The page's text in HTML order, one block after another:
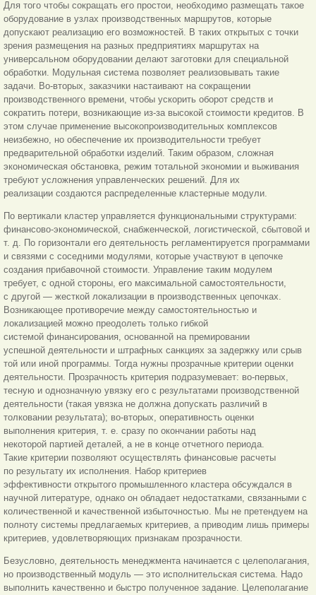
Для того чтобы сокращать его простои, необходимо размещать такое
оборудование в узлах производственных маршрутов, которые
допускают реализацию его возможностей. В таких открытых с точки
зрения размещения на разных предприятиях маршрутах на
универсальном оборудовании делают заготовки для специальной
обработки. Модульная система позволяет реализовывать такие
задачи. Во-вторых, заказчики настаивают на сокращении
производственного времени, чтобы ускорить оборот средств и
сократить потери, возникающие из-за высокой стоимости кредитов. В
этом случае применение высокопроизводительных комплексов
неизбежно, но обеспечение их производительности требует
предварительной обработки изделий. Таким образом, сложная
экономическая обстановка, режим тотальной экономии и выживания
требуют усложнения управленческих решений. Для их
реализации создаются распределенные кластерные модули.
По вертикали кластер управляется функциональными структурами:
финансово-экономической, снабженческой, логистической, сбытовой и
т. д. По горизонтали его деятельность регламентируется программами
и связями с соседними модулями, которые участвуют в цепочке
создания прибавочной стоимости. Управление таким модулем
требует, с одной стороны, его максимальной самостоятельности,
с другой — жесткой локализации в производственных цепочках.
Возникающее противоречие между самостоятельностью и
локализацией можно преодолеть только гибкой
системой финансирования, основанной на премировании
успешной деятельности и штрафных санкциях за задержку или срыв
той или иной программы. Тогда нужны прозрачные критерии оценки
деятельности. Прозрачность критерия подразумевает: во-первых,
тесную и однозначную увязку его с результатами производственной
деятельности (такая увязка не должна допускать различий в
толковании результата); во-вторых, оперативность оценки
выполнения критерия, т. е. сразу по окончании работы над
некоторой партией деталей, а не в конце отчетного периода.
Такие критерии позволяют осуществлять финансовые расчеты
по результату их исполнения. Набор критериев
эффективности открытого промышленного кластера обсуждался в
научной литературе, однако он обладает недостатками, связанными с
количественной и качественной избыточностью. Мы не претендуем на
полноту системы предлагаемых критериев, а приводим лишь примеры
критериев, удовлетворяющих признакам прозрачности.
Безусловно, деятельность менеджмента начинается с целеполагания,
но производственный модуль — это исполнительская система. Надо
выполнить качественно и быстро полученное задание. Целеполагание